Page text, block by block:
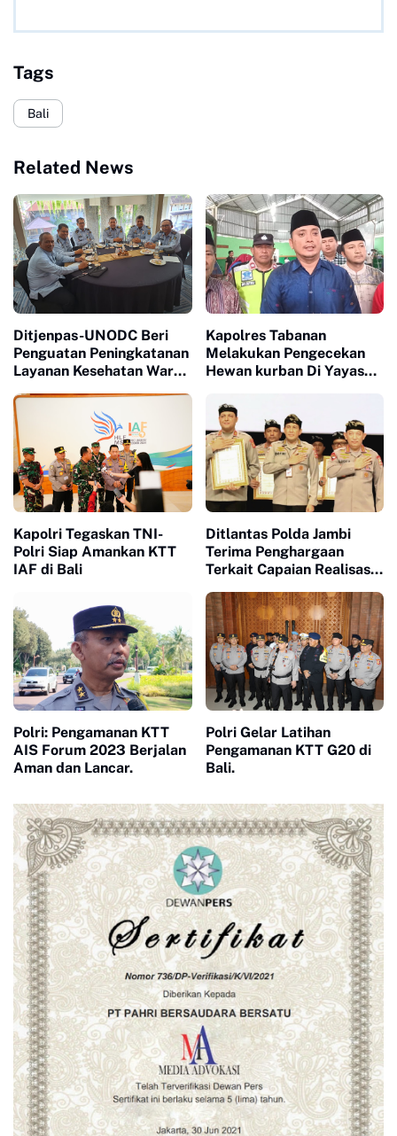
Tags
Bali
Related News
Ditjenpas-UNODC Beri
Penguatan Peningkatanan
Layanan Kesehatan Warga
Kapolres Tabanan
Melakukan Pengecekan
Hewan kurban Di Yayasan
Minggu, 10 Juli 2022.
Kapolri Tegaskan TNI-
Polri Siap Amankan KTT
IAF di Bali
Ditlantas Polda Jambi
Terima Penghargaan
Terkait Capaian Realisasi
Polri: Pengamanan KTT
AIS Forum 2023 Berjalan
Aman dan Lancar.
Polri Gelar Latihan
Pengamanan KTT G20 di
Bali.